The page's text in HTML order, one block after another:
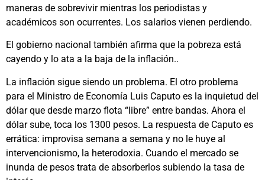
maneras de sobrevivir mientras los periodistas y
académicos son ocurrentes. Los salarios vienen perdiendo.
El gobierno nacional también afirma que la pobreza está
cayendo y lo ata a la baja de la inflación..
La inflación sigue siendo un problema. El otro problema
para el Ministro de Economía Luis Caputo es la inquietud del
dólar que desde marzo flota “libre” entre bandas. Ahora el
dólar sube, toca los 1300 pesos. La respuesta de Caputo es
errática: improvisa semana a semana y no le huye al
intervencionismo, la heterodoxia. Cuando el mercado se
inunda de pesos trata de absorberlos subiendo la tasa de